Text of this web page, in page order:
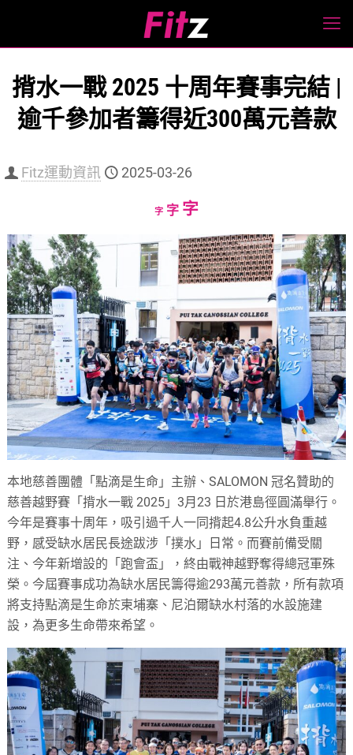
揹水一戰 2025 十周年賽事完結 |
逾千參加者籌得近300萬元善款
Fitz運動資訊 2025-03-26
字Decrease
size.
字Reset
size.
字Increase
size.
本地慈善團體「點滴是生命」主辦、SALOMON 冠名贊助的
慈善越野賽「揹水一戰 2025」3月23 日於港島徑圓滿舉行。
今年是賽事十周年，吸引過千人一同揹起4.8公升水負重越
野，感受缺水居民長途跋涉「撲水」日常。而賽前備受關
注、今年新增設的「跑會盃」，終由戰神越野奪得總冠軍殊
榮。今屆賽事成功為缺水居民籌得逾293萬元善款，所有款項
將支持點滴是生命於柬埔寨、尼泊爾缺水村落的水設施建
設，為更多生命帶來希望。